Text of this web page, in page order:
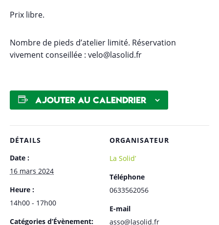
Prix libre.
Nombre de pieds d’atelier limité. Réservation
vivement conseillée : velo@lasolid.fr
Ajouter au calendrier
DÉTAILS
Date :
16 mars 2024
Heure :
14h00 - 17h00
Catégories d’Évènement:
ORGANISATEUR
La Solid’
Téléphone
0633562056
E-mail
asso@lasolid.fr